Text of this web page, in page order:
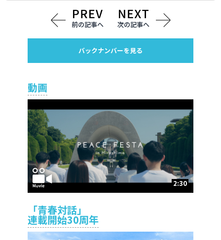
前の記事へ 次の記事へ
バックナンバーを見る
動画
2:30
「青春対話」
連載開始30周年